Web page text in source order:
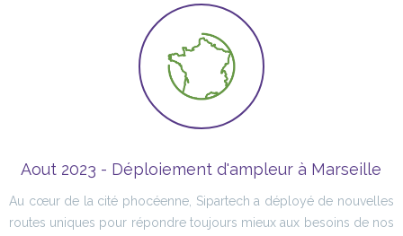
Aout 2023 - Déploiement d'ampleur à Marseille
Au cœur de la cité phocéenne, Sipartech a déployé de nouvelles
routes uniques pour répondre toujours mieux aux besoins de nos